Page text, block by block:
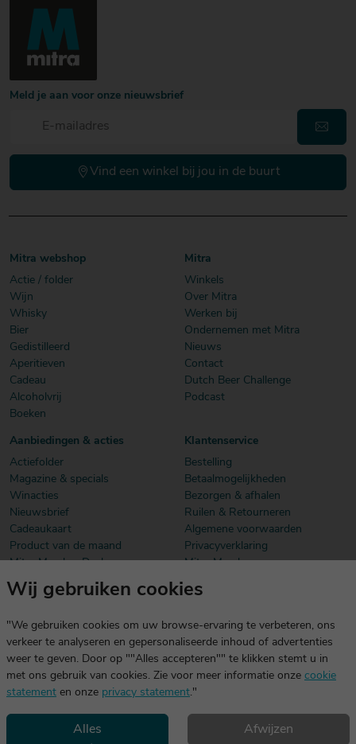
Meld je aan voor onze nieuwsbrief
Vind een winkel bij jou in de buurt
Mitra webshop
Actie / folder
Wijn
Whisky
Bier
Gedistilleerd
Aperitieven
Cadeau
Alcoholvrij
Boeken
Mitra
Winkels
Over Mitra
Werken bij
Ondernemen met Mitra
Nieuws
Contact
Dutch Beer Challenge
Podcast
Aanbiedingen & acties
Actiefolder
Magazine & specials
Winacties
Nieuwsbrief
Cadeaukaart
Product van de maand
Mitra Member Deals
Klantenservice
Bestelling
Betaalmogelijkheden
Bezorgen & afhalen
Ruilen & Retourneren
Algemene voorwaarden
Privacyverklaring
Mitra Members
Download onze app
dezelfde gegevens die je voor mitra.nl gebruikt.
Wij gebruiken cookies
"We gebruiken cookies om uw browse-ervaring te verbeteren, ons
verkeer te analyseren en gepersonaliseerde inhoud of advertenties
weer te geven. Door op ""Alles accepteren"" te klikken stemt u in
met ons gebruik van cookies. Zie voor meer informatie onze cookie
statement en onze privacy statement."
Alles
Afwijzen